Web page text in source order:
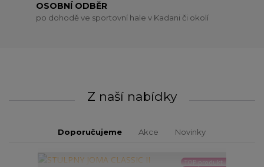
OSOBNÍ ODBĚR
po dohodě ve sportovní hale v Kadani či okolí
Z naší nabídky
Doporučujeme Akce Novinky
TOP produkt